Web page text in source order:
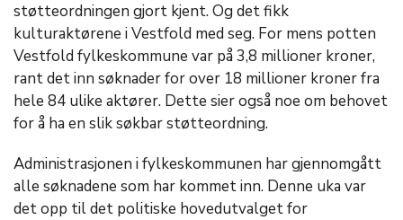
støtteordningen gjort kjent. Og det fikk
kulturaktørene i Vestfold med seg. For mens potten
Vestfold fylkeskommune var på 3,8 millioner kroner,
rant det inn søknader for over 18 millioner kroner fra
hele 84 ulike aktører. Dette sier også noe om behovet
for å ha en slik søkbar støtteordning.
Administrasjonen i fylkeskommunen har gjennomgått
alle søknadene som har kommet inn. Denne uka var
det opp til det politiske hovedutvalget for